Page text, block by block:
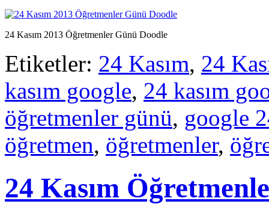
24 Kasım 2013 Öğretmenler Günü Doodle
Etiketler: 24 Kasım, 24
kasım google, 24 kasım
öğretmenler günü, google
öğretmen, öğretmenler,
24 Kasım